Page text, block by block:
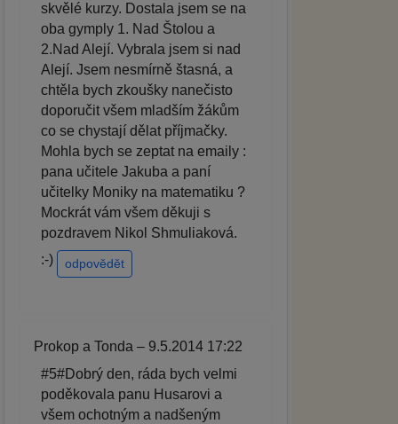
skvělé kurzy. Dostala jsem se na
oba gymply 1. Nad Štolou a
2.Nad Alejí. Vybrala jsem si nad
Alejí. Jsem nesmírně štasná, a
chtěla bych zkoušky nanečisto
doporučit všem mladším žákům
co se chystají dělat příjmačky.
Mohla bych se zeptat na emaily :
pana učitele Jakuba a paní
učitelky Moniky na matematiku ?
Mockrát vám všem děkuji s
pozdravem Nikol Shmuliaková.
:-)
odpovědět
Prokop a Tonda – 9.5.2014 17:22
#5#Dobrý den, ráda bych velmi
poděkovala panu Husarovi a
všem ochotným a nadšeným